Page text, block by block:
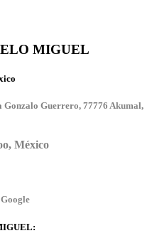
MIGUEL
Gonzalo Guerrero, 77776 Akumal,
México